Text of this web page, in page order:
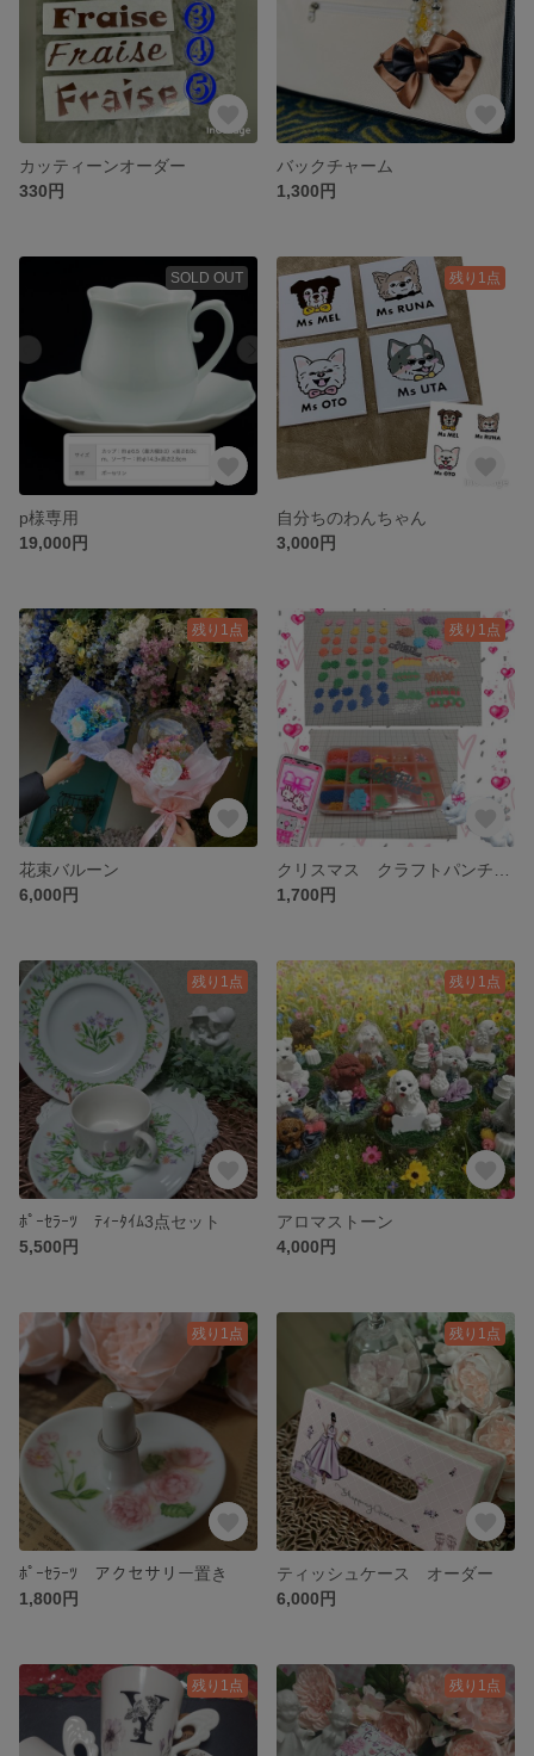
カッティーンオーダー
330円
バックチャーム
1,300円
SOLD OUT
p様専用
19,000円
残り1点
自分ちのわんちゃん
3,000円
残り1点
花束バルーン
6,000円
残り1点
1,700円
残り1点
ﾎﾟｰｾﾗｰﾂ ﾃｨｰﾀｲﾑ3点セット
5,500円
残り1点
アロマストーン
4,000円
残り1点
ﾎﾟｰｾﾗｰﾂ アクセサリー置き
1,800円
残り1点
ティッシュケース オーダー
6,000円
残り1点 残り1点